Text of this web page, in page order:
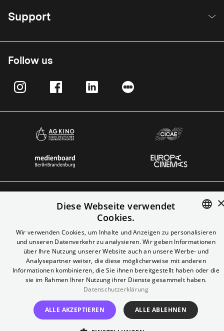
Support
Follow us
© Yorck-Kino GmbH
ENGLISH
Diese Webseite verwendet
Cookies.
Wir verwenden Cookies, um Inhalte und Anzeigen zu personalisieren
und unseren Datenverkehr zu analysieren. Wir geben Informationen
über Ihre Nutzung unserer Website auch an unsere Werbe- und
Analysepartner weiter, die diese möglicherweise mit anderen
Informationen kombinieren, die Sie ihnen bereitgestellt haben oder die
sie im Rahmen Ihrer Nutzung ihrer Dienste gesammelt haben.
Datenschutzerklärung
ALLE AKZEPTIEREN ALLE ABLEHNEN